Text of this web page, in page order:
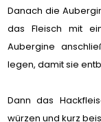
Danach die
das Fleisch mit
Aubergine
legen, damit sie
Dann das
würzen und kurz